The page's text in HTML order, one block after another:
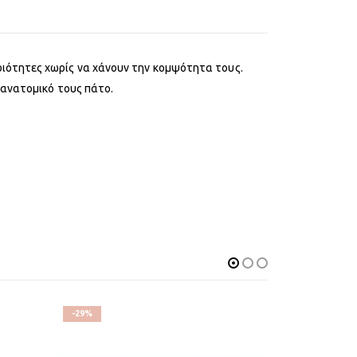
χωρίς να χάνουν την κομψότητα τους.
τους πάτο.
-29%